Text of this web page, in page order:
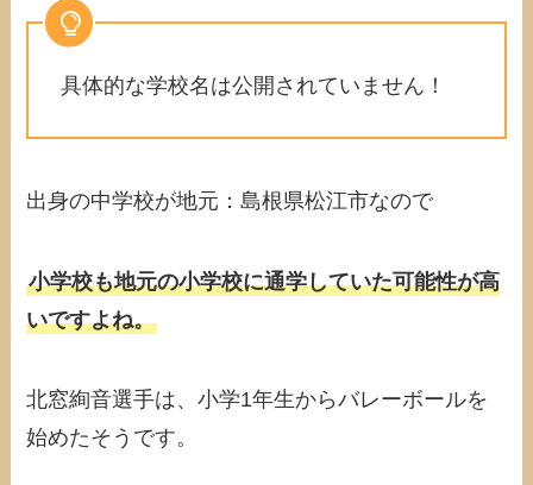
具体的な学校名は公開されていません！
出身の中学校が地元：島根県松江市なので
小学校も地元の小学校に通学していた可能性が高
いですよね。
北窓絢音選手は、小学1年生からバレーボールを
始めたそうです。